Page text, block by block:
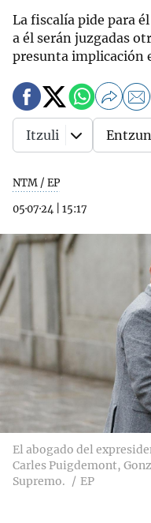
La fiscalía pide para
a él serán juzgadas
presunta implicación
NTM / EP
05·07·24
15:17
Itzuli Entzun
El abogado del
Carles Puigdemont,
Supremo.
EP